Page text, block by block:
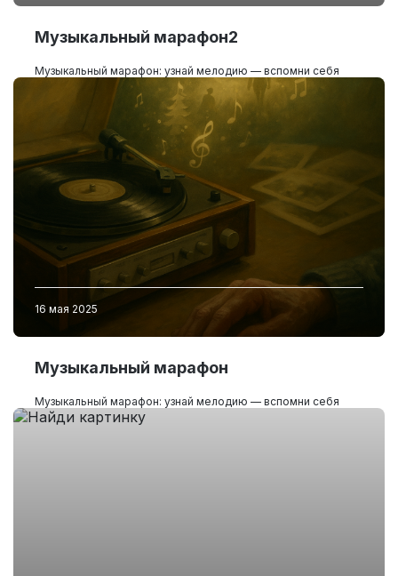
Музыкальный марафон2
Музыкальный марафон: узнай мелодию — вспомни себя
16 мая 2025
Музыкальный марафон
Музыкальный марафон: узнай мелодию — вспомни себя